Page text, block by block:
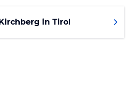
in Tirol